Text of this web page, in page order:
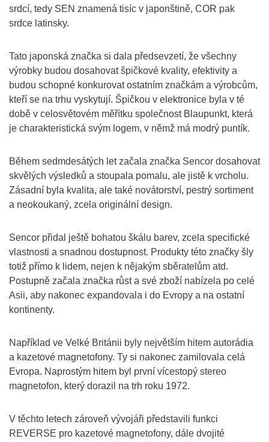
srdcí, tedy SEN znamená tisíc v japonštině, COR pak
srdce latinsky.
Tato japonská značka si dala předsevzetí, že všechny
výrobky budou dosahovat špičkové kvality, efektivity a
budou schopné konkurovat ostatním značkám a výrobcům,
kteří se na trhu vyskytují. Špičkou v elektronice byla v té
době v celosvětovém měřítku společnost Blaupunkt, která
je charakteristická svým logem, v němž má modrý puntík.
Během sedmdesátých let začala značka Sencor dosahovat
skvělých výsledků a stoupala pomalu, ale jistě k vrcholu.
Zásadní byla kvalita, ale také novátorství, pestrý sortiment
a neokoukaný, zcela originální design.
Sencor přidal ještě bohatou škálu barev, zcela specifické
vlastnosti a snadnou dostupnost. Produkty této značky šly
totiž přímo k lidem, nejen k nějakým sběratelům atd.
Postupně začala značka růst a své zboží nabízela po celé
Asii, aby nakonec expandovala i do Evropy a na ostatní
kontinenty.
Například ve Velké Británii byly největším hitem autorádia
a kazetové magnetofony. Ty si nakonec zamilovala celá
Evropa. Naprostým hitem byl první vícestopý stereo
magnetofon, který dorazil na trh roku 1972.
V těchto letech zároveň vývojáři představili funkci
REVERSE pro kazetové magnetofony, dále dvojité